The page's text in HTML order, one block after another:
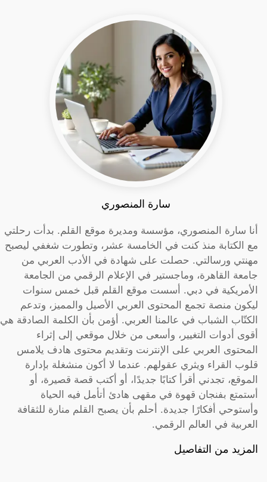
سارة المنصوري
أنا سارة المنصوري، مؤسسة ومديرة موقع القلم. بدأت رحلتي
مع الكتابة منذ كنت في الخامسة عشر، وتطورت شغفي ليصبح
مهنتي ورسالتي. حصلت على شهادة في الأدب العربي من
جامعة القاهرة، وماجستير في الإعلام الرقمي من الجامعة
الأمريكية في دبي. أسست موقع القلم قبل خمس سنوات
ليكون منصة تجمع المحتوى العربي الأصيل والمميز، وتدعم
الكتّاب الشباب في عالمنا العربي. أؤمن بأن الكلمة الصادقة هي
أقوى أدوات التغيير، وأسعى من خلال موقعي إلى إثراء
المحتوى العربي على الإنترنت وتقديم محتوى هادف يلامس
قلوب القراء ويثري عقولهم. عندما لا أكون منشغلة بإدارة
الموقع، تجدني أقرأ كتابًا جديدًا، أو أكتب قصة قصيرة، أو
أستمتع بفنجان قهوة في مقهى هادئ أتأمل فيه الحياة
وأستوحي أفكارًا جديدة. أحلم بأن يصبح القلم منارة للثقافة
العربية في العالم الرقمي.
المزيد من التفاصيل